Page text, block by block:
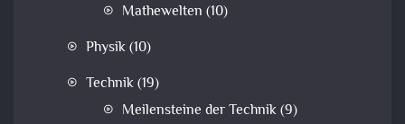
Mathewelten (10)
Physik(10)
Technik(19)
Meilensteine der Technik(9)